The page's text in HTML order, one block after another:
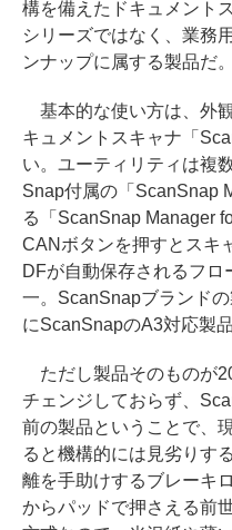
構を備えたドキュメント
シリーズではなく、業務
ンナップに属する製品だ。
基本的な使い方は、外
キュメントスキャナ「
い。ユーティリティは複
Snap付属の「ScanSnap
る「ScanSnap Manager
CANボタンを押すとスキ
DFが自動保存されるフロ
一。ScanSnapブランド
にScanSnapのA3対応製
ただし製品そのものが
チェンジしておらず、
前の製品ということで、
ると機構的には見劣りす
離を手助けするブレーキ
からパッドで押さえる前